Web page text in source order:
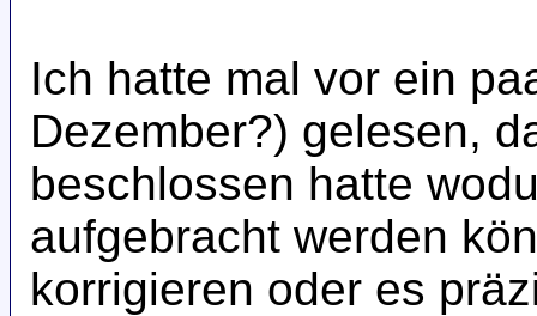
Ich hatte mal vor ein
Dezember?) gelesen,
beschlossen hatte
aufgebracht werden
korrigieren oder es